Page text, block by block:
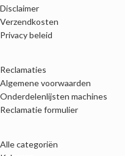
Disclaimer
Verzendkosten
Privacy beleid
Reclamaties
Algemene voorwaarden
Onderdelenlijsten machines
Reclamatie formulier
Alle categoriën